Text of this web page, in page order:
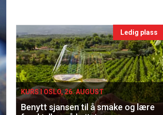
Events
single
Ledig plass
KURS I OSLO, 26. AUGUST
Benytt sjansen til å smake og lære